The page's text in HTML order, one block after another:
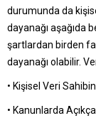
durumunda da
dayanağı aşağıda
şartlardan birden
dayanağı olabilir.
• Kişisel Veri
• Kanunlarda